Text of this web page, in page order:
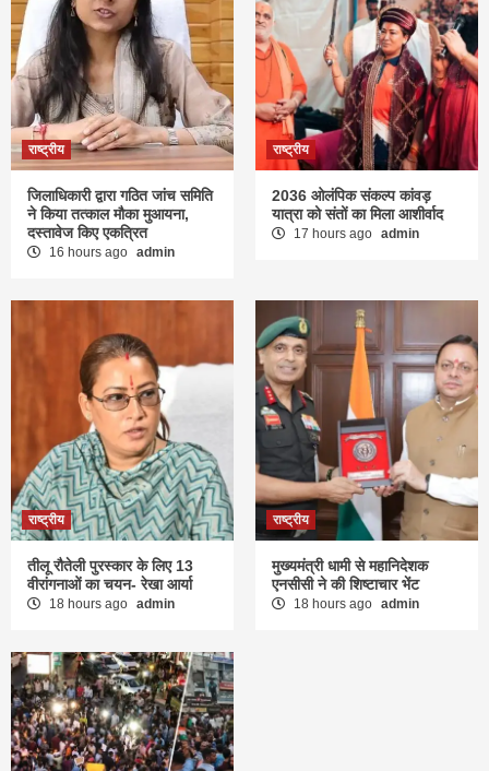
राष्ट्रीय
जिलाधिकारी द्वारा गठित जांच समिति
ने किया तत्काल मौका मुआयना,
दस्तावेज किए एकत्रित
16 hours ago admin
राष्ट्रीय
2036 ओलंपिक संकल्प कांवड़
यात्रा को संतों का मिला आशीर्वाद
17 hours ago admin
राष्ट्रीय
तीलू रौतेली पुरस्कार के लिए 13
वीरांगनाओं का चयन- रेखा आर्या
18 hours ago admin
राष्ट्रीय
मुख्यमंत्री धामी से महानिदेशक
एनसीसी ने की शिष्टाचार भेंट
18 hours ago admin